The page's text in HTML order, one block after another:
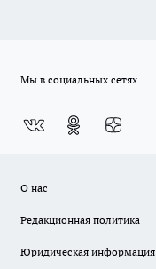
Мы в социальных сетях
О нас
Редакционная политика
Юридическая информация